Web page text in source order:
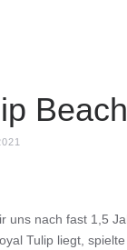
uns nach fast 1,5
Tulip liegt,